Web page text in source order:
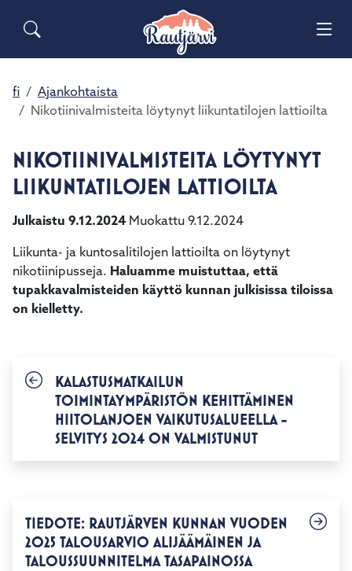
Siirry pääsisältöön Siirry päävalikkoon
Sähköiset lomakkeet
Haku
Asuminen ja ympäristö
Opetus ja kasvatus
Kulttuuri ja vapaa-aika
Kunta ja päätöksenteko
Elinvoima ja työ
fi
Ajankohtaista
Nikotiinivalmisteita löytynyt liikuntatilojen lattioilta
NIKOTIINIVALMISTEITA LÖYTYNYT
LIIKUNTATILOJEN LATTIOILTA
Julkaistu 9.12.2024 Muokattu 9.12.2024
Liikunta- ja kuntosalitilojen lattioilta on löytynyt
nikotiinipusseja. Haluamme muistuttaa, että
tupakkavalmisteiden käyttö kunnan julkisissa tiloissa
on kielletty.
KALASTUSMATKAILUN
TOIMINTAYMPÄRISTÖN KEHITTÄMINEN
HIITOLANJOEN VAIKUTUSALUEELLA -
SELVITYS 2024 ON VALMISTUNUT
TIEDOTE: RAUTJÄRVEN KUNNAN VUODEN
2025 TALOUSARVIO ALIJÄÄMÄINEN JA
TALOUSSUUNNITELMA TASAPAINOSSA